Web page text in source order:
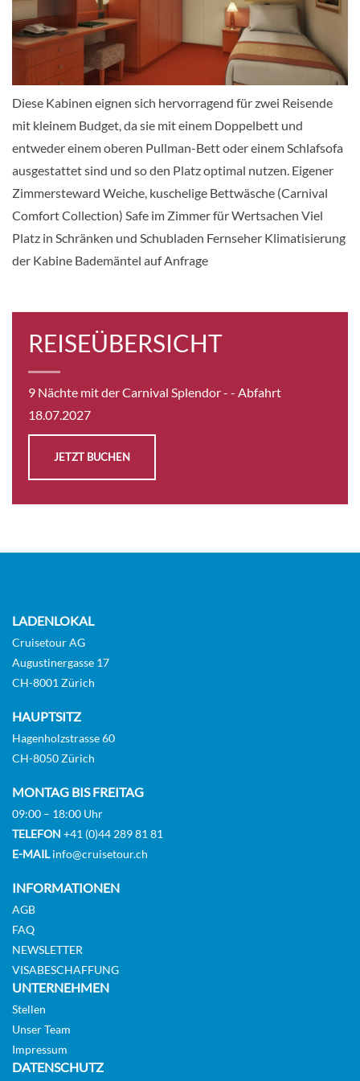
Deck Main
CHF 788.00
AUSWÄHLEN
KABINE
ANFRAGEN
Innenkabine-[4C]
Deck Main
Innenkabine
CHF 792.00
AUSWÄHLEN
Diese Kabinen eignen sich hervorragend für zwei Reisende
mit kleinem Budget, da sie mit einem Doppelbett und
entweder einem oberen Pullman-Bett oder einem Schlafsofa
ausgestattet sind und so den Platz optimal nutzen. Eigener
Zimmersteward Weiche, kuschelige Bettwäsche (Carnival
Comfort Collection) Safe im Zimmer für Wertsachen Viel
Platz in Schränken und Schubladen Fernseher Klimatisierung
der Kabine Bademäntel auf Anfrage
REISEÜBERSICHT
9 Nächte mit der Carnival Splendor - - Abfahrt
18.07.2027
JETZT BUCHEN
LADENLOKAL
Cruisetour AG
Augustinergasse 17
CH-8001 Zürich
HAUPTSITZ
Hagenholzstrasse 60
CH-8050 Zürich
MONTAG BIS FREITAG
09:00 – 18:00 Uhr
TELEFON +41 (0)44 289 81 81
E-MAILinfo@cruisetour.ch
INFORMATIONEN
AGB
FAQ
NEWSLETTER
VISABESCHAFFUNG
UNTERNEHMEN
Stellen
Unser Team
Impressum
DATENSCHUTZ